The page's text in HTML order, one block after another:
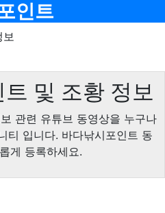
인트
보
및 조황 정보
관련 유튜브 동영상을 누구나
티 입니다. 바다낚시포인트 동
게 등록하세요.